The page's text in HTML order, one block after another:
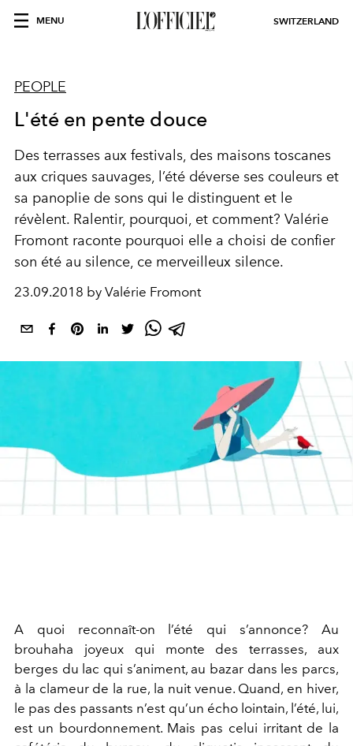
MENU SWITZERLAND
PEOPLE
L'été en pente douce
Des terrasses aux festivals, des maisons toscanes
aux criques sauvages, l’été déverse ses couleurs et
sa panoplie de sons qui le distinguent et le
révèlent. Ralentir, pourquoi, et comment? Valérie
Fromont raconte pourquoi elle a choisi de confier
son été au silence, ce merveilleux silence.
23.09.2018 by Valérie Fromont
A quoi reconnaît-on l’été qui s’annonce? Au
brouhaha joyeux qui monte des terrasses, aux
berges du lac qui s’animent, au bazar dans les parcs,
à la clameur de la rue, la nuit venue. Quand, en hiver,
le pas des passants n’est qu’un écho lointain, l’été, lui,
est un bourdonnement. Mais pas celui irritant de la